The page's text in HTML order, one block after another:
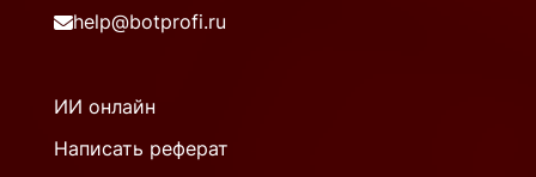
help@botprofi.ru
ИИ онлайн
Написать реферат